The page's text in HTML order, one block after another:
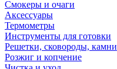
Смокеры и очаги
Аксессуары
Термометры
Инструменты для готовки
Решетки, сковороды, камни
Розжиг и копчение